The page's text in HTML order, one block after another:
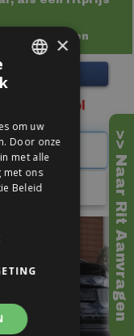
aanvragen
>> Naar Rit Aanvragen
×
om uw
Door onze
met alle
met ons
Beleid